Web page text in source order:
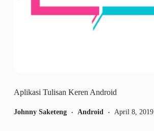
Aplikasi Tulisan Keren Android
Johnny Saketeng Android April 8, 2019